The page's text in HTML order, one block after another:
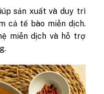
sản xuất và duy trì
cả tế bào miễn dịch.
miễn dịch và hỗ trợ